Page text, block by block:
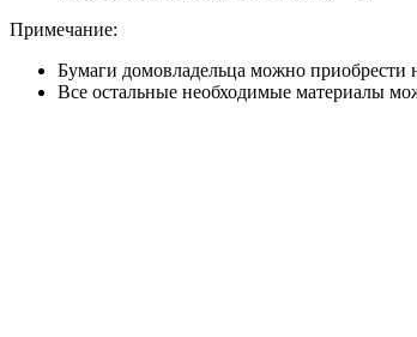
Примечание:
Бумаги домовладельца можно приобрести
Все остальные необходимые материалы